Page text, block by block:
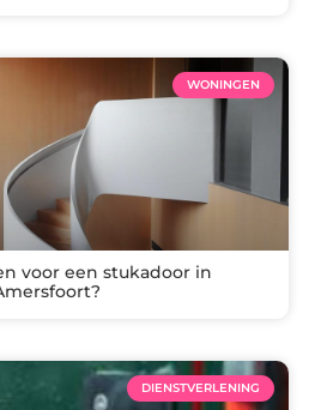
WONINGEN
voor een stukadoor in
DIENSTVERLENING